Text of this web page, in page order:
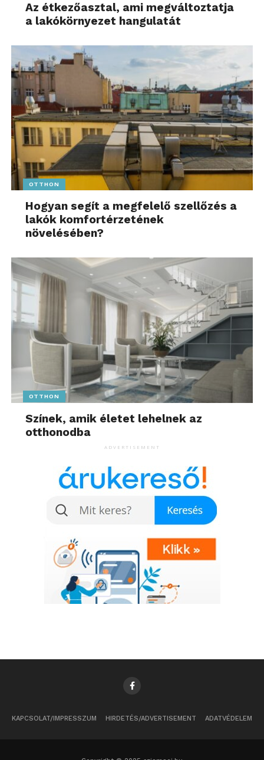
Az étkezőasztal, ami megváltoztatja
a lakókörnyezet hangulatát
OTTHON
Hogyan segít a megfelelő szellőzés a
lakók komfortérzetének
növelésében?
OTTHON
Színek, amik életet lehelnek az
otthonodba
ADVERTISEMENT
KAPCSOLAT/IMPRESSZUM HIRDETÉS/ADVERTISEMENT ADATVÉDELEM